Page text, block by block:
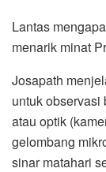
Lantas
menarik minat
Josapath
untuk
atau optik
gelombang
sinar matahari